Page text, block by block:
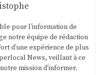
pour l’information de
notre équipe de rédaction
d’une expérience de plus
News, veillant à ce
mission d’informer.